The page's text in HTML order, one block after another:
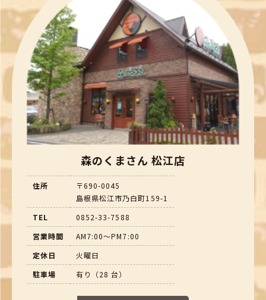
森のくまさん 松江店
住所
〒690-0045
島根県松江市乃白町159-1
TEL
0852-33-7588
営業時間
AM7:00～PM7:00
定休日
火曜日
駐車場
有り（28 台）